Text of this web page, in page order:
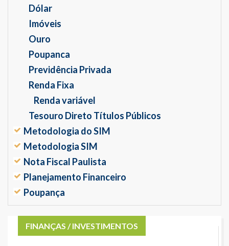
Dólar
Imóveis
Ouro
Poupanca
Previdência Privada
Renda Fixa
Renda variável
Tesouro Direto Títulos Públicos
Metodologia do SIM
Metodologia SIM
Nota Fiscal Paulista
Planejamento Financeiro
Poupança
FINANÇAS / INVESTIMENTOS